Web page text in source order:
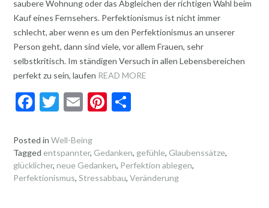
saubere Wohnung oder das Abgleichen der richtigen Wahl beim
Kauf eines Fernsehers. Perfektionismus ist nicht immer
schlecht, aber wenn es um den Perfektionismus an unserer
Person geht, dann sind viele, vor allem Frauen, sehr
selbstkritisch. Im ständigen Versuch in allen Lebensbereichen
perfekt zu sein, laufen READ MORE
F
e
b
o
T
itt
er
E
ai
l
Pi
es
t
n
Posted in Well-Being
Tagged entspannter, Gedanken, gefühle, Glaubenssätze,
glücklicher, neue Gedanken, Perfektion ablegen,
Perfektionismus, Stressabbau, Veränderung